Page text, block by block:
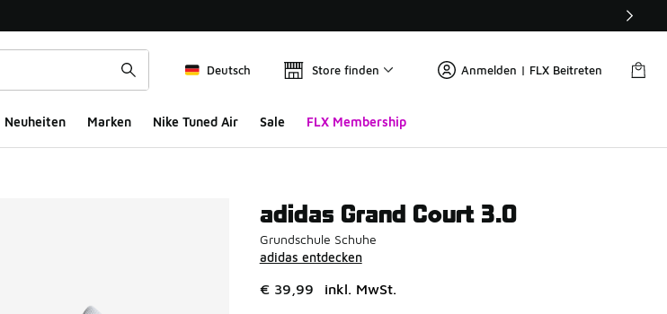
Deutsch Store finden Anmelden | FLX Beitreten
Neuheiten Marken Nike Tuned Air Sale FLX Membership
adidas Grand Court 3.0
Grundschule Schuhe
adidas entdecken
€ 39,99 inkl. MwSt.